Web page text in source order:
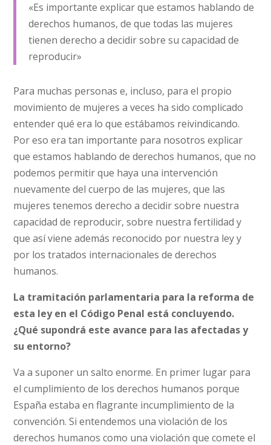
«Es importante explicar que estamos hablando de
derechos humanos, de que todas las mujeres
tienen derecho a decidir sobre su capacidad de
reproducir»
Para muchas personas e, incluso, para el propio
movimiento de mujeres a veces ha sido complicado
entender qué era lo que estábamos reivindicando.
Por eso era tan importante para nosotros explicar
que estamos hablando de derechos humanos, que no
podemos permitir que haya una intervención
nuevamente del cuerpo de las mujeres, que las
mujeres tenemos derecho a decidir sobre nuestra
capacidad de reproducir, sobre nuestra fertilidad y
que así viene además reconocido por nuestra ley y
por los tratados internacionales de derechos
humanos.
La tramitación parlamentaria para la reforma de
esta ley en el Código Penal está concluyendo.
¿Qué supondrá este avance para las afectadas y
su entorno?
Va a suponer un salto enorme. En primer lugar para
el cumplimiento de los derechos humanos porque
España estaba en flagrante incumplimiento de la
convención. Si entendemos una violación de los
derechos humanos como una violación que comete el